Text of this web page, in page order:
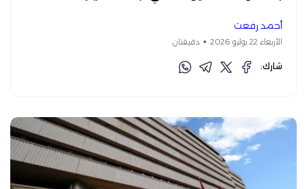
أحمد رفعت
الأربعاء 22 يوليو 2026 دقيقتان
شارك: